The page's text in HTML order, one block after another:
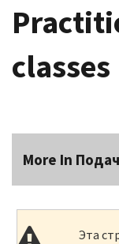
classes
More In
Эта